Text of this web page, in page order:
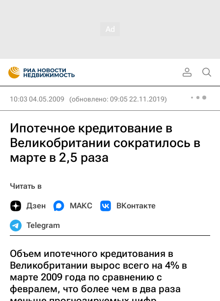
10:03 04.05.2009 (обновлено: 09:05 22.11.2019)
Ипотечное кредитование в
Великобритании сократилось в
марте в 2,5 раза
Читать в
Дзен МАКС ВКонтакте
Telegram
Объем ипотечного кредитования в
Великобритании вырос всего на 4% в
марте 2009 года по сравнению с
февралем, что более чем в два раза